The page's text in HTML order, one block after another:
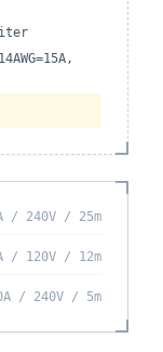
/ 240V / 25m
/ 120V / 12m
/ 240V / 5m